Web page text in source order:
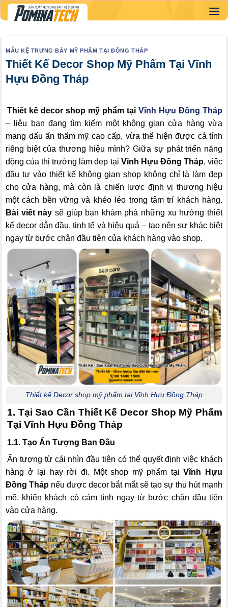
Skip
to
MẪU KỆ TRƯNG BÀY MỸ PHẨM TẠI ĐỒNG THÁP
Thiết Kế Decor Shop Mỹ Phẩm Tại Vĩnh
Hựu Đồng Tháp
Thiết kế decor shop mỹ phẩm tại Vĩnh Hựu Đồng Tháp
– liệu bạn đang tìm kiếm một không gian cửa hàng vừa
mang dấu ấn thẩm mỹ cao cấp, vừa thể hiện được cá tính
riêng biệt của thương hiệu mình? Giữa sự phát triển năng
động của thị trường làm đẹp tại Vĩnh Hựu Đồng Tháp, việc
đầu tư vào thiết kế không gian shop không chỉ là làm đẹp
cho cửa hàng, mà còn là chiến lược định vị thương hiệu
một cách bền vững và khéo léo trong tâm trí khách hàng.
Bài viết này sẽ giúp bạn khám phá những xu hướng thiết
kế decor dẫn đầu, tinh tế và hiệu quả – tạo nên sự khác biệt
ngay từ bước chân đầu tiên của khách hàng vào shop.
Thiết kế Decor shop mỹ phẩm tại Vĩnh Hựu Đồng Tháp
1. Tại Sao Cần Thiết Kế Decor Shop Mỹ Phẩm
Tại Vĩnh Hựu Đồng Tháp
1.1. Tạo Ấn Tượng Ban Đầu
Ấn tượng từ cái nhìn đầu tiên có thể quyết định việc khách
hàng ở lại hay rời đi. Một shop mỹ phẩm tạiVĩnh Hựu
Đồng Tháp nếu được decor bắt mắt sẽ tạo sự thu hút mạnh
mẽ, khiến khách có cảm tình ngay từ bước chân đầu tiên
vào cửa hàng.